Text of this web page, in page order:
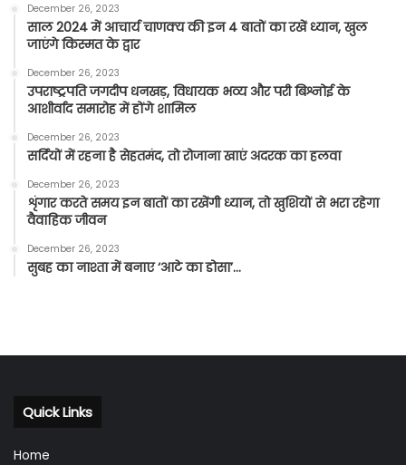
December 26, 2023
साल 2024 में आचार्य चाणक्य की इन 4 बातों का रखें ध्यान, खुल
जाएंगे किस्मत के द्वार
December 26, 2023
उपराष्ट्रपति जगदीप धनखड़, विधायक भव्य और परी बिश्नोई के
आशीर्वाद समारोह में होंगे शामिल
December 26, 2023
सर्दियों में रहना है सेहतमंद, तो रोजाना खाएं अदरक का हलवा
December 26, 2023
शृंगार करते समय इन बातों का रखेंगी ध्यान, तो खुशियों से भरा रहेगा
वैवाहिक जीवन
December 26, 2023
सुबह का नाश्ता में बनाए ‘आटे का डोसा’…
Quick Links
Home